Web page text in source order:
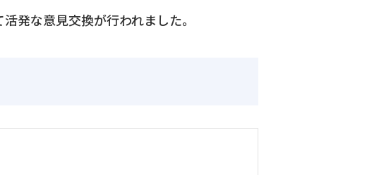
発な意見交換が行われました。